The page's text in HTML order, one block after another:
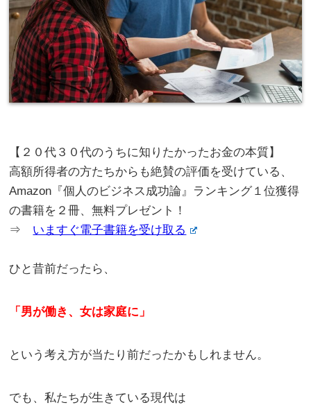
【２０代３０代のうちに知りたかったお金の本質】
高額所得者の方たちからも絶賛の評価を受けている、
Amazon『個人のビジネス成功論』ランキング１位獲得
の書籍を２冊、無料プレゼント！
⇒ いますぐ電子書籍を受け取る
ひと昔前だったら、
「男が働き、女は家庭に」
という考え方が当たり前だったかもしれません。
でも、私たちが生きている現代は